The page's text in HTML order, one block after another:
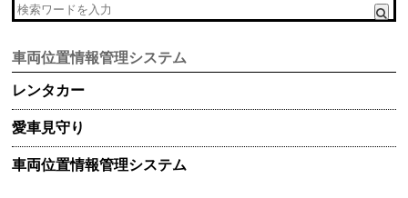
車両位置情報管理システム
レンタカー
愛車見守り
車両位置情報管理システム